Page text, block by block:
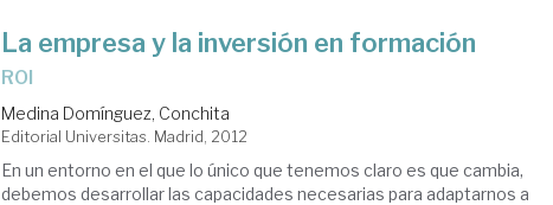
La empresa y la inversión en formación
ROI
Medina Domínguez, Conchita
Editorial Universitas. Madrid, 2012
En un entorno en el que lo único que tenemos claro es que cambia,
debemos desarrollar las capacidades necesarias para adaptarnos a